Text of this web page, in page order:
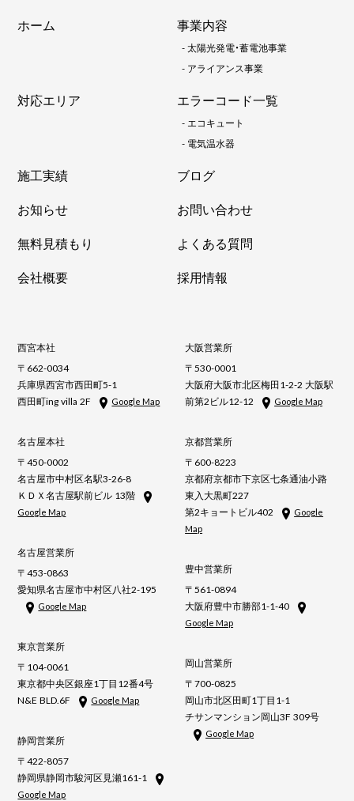
ホーム 事業内容
-太陽光発電・蓄電池事業
- アライアンス事業
対応エリア エラーコード一覧
-エコキュート
- 電気温水器
施工実績
ブログ
お知らせ
お問い合わせ
無料見積もり
よくある質問
会社概要
採用情報
西宮本社
〒662-0034
兵庫県西宮市西田町5-1
西田町ing villa 2F
Google Map
名古屋本社
〒450-0002
名古屋市中村区名駅3-26-8
ＫＤＸ名古屋駅前ビル 13階
Google Map
名古屋営業所
〒453-0863
愛知県名古屋市中村区八社2-195
Google Map
東京営業所
〒104-0061
東京都中央区銀座1丁目12番4号
N&E BLD.6F
Google Map
静岡営業所
〒422-8057
静岡県静岡市駿河区見瀬161-1
Google Map
大阪営業所
〒530-0001
大阪府大阪市北区梅田1-2-2 大阪駅
前第2ビル12-12
Google Map
京都営業所
〒600-8223
京都府京都市下京区七条通油小路
東入大黒町227
第2キョートビル402
Google
Map
豊中営業所
〒561-0894
大阪府豊中市勝部1-1-40
Google Map
岡山営業所
〒700-0825
岡山市北区田町1丁目1-1
チサンマンション岡山3F 309号
Google Map